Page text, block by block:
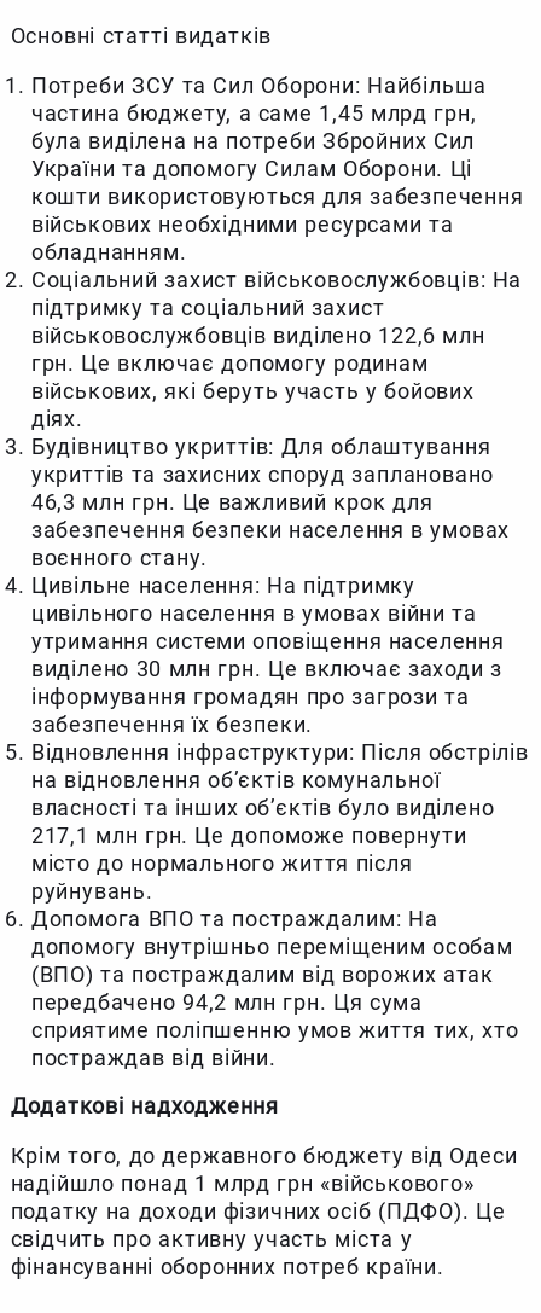
Основні статті видатків
Потреби ЗСУ та Сил Оборони: Найбільша
частина бюджету, а саме 1,45 млрд грн,
була виділена на потреби Збройних Сил
України та допомогу Силам Оборони. Ці
кошти використовуються для забезпечення
військових необхідними ресурсами та
обладнанням.
Соціальний захист військовослужбовців: На
підтримку та соціальний захист
військовослужбовців виділено 122,6 млн
грн. Це включає допомогу родинам
військових, які беруть участь у бойових
діях.
Будівництво укриттів: Для облаштування
укриттів та захисних споруд заплановано
46,3 млн грн. Це важливий крок для
забезпечення безпеки населення в умовах
воєнного стану.
Цивільне населення: На підтримку
цивільного населення в умовах війни та
утримання системи оповіщення населення
виділено 30 млн грн. Це включає заходи з
інформування громадян про загрози та
забезпечення їх безпеки.
Відновлення інфраструктури: Після обстрілів
на відновлення об’єктів комунальної
власності та інших об’єктів було виділено
217,1 млн грн. Це допоможе повернути
місто до нормального життя після
руйнувань.
Допомога ВПО та постраждалим: На
допомогу внутрішньо переміщеним особам
(ВПО) та постраждалим від ворожих атак
передбачено 94,2 млн грн. Ця сума
сприятиме поліпшенню умов життя тих, хто
постраждав від війни.
Додаткові надходження
Крім того, до державного бюджету від Одеси
надійшло понад 1 млрд грн «військового»
податку на доходи фізичних осіб (ПДФО). Це
свідчить про активну участь міста у
фінансуванні оборонних потреб країни.